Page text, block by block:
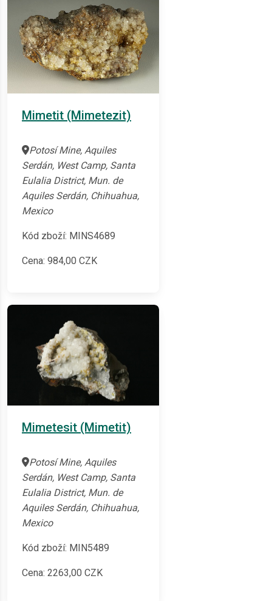
Mimetit (Mimetezit)
Potosí Mine, Aquiles
Serdán, West Camp, Santa
Eulalia District, Mun. de
Aquiles Serdán, Chihuahua,
Mexico
Kód zboží: MINS4689
Cena: 984,00 CZK
Mimetesit (Mimetit)
Potosí Mine, Aquiles
Serdán, West Camp, Santa
Eulalia District, Mun. de
Aquiles Serdán, Chihuahua,
Mexico
Kód zboží: MIN5489
Cena: 2263,00 CZK